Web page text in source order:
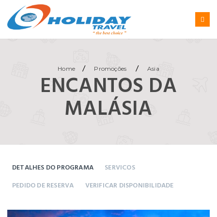
Home / Promoções / Asia
ENCANTOS DA
MALÁSIA
DETALHES DO PROGRAMA
SERVICOS
PEDIDO DE RESERVA
VERIFICAR DISPONIBILIDADE